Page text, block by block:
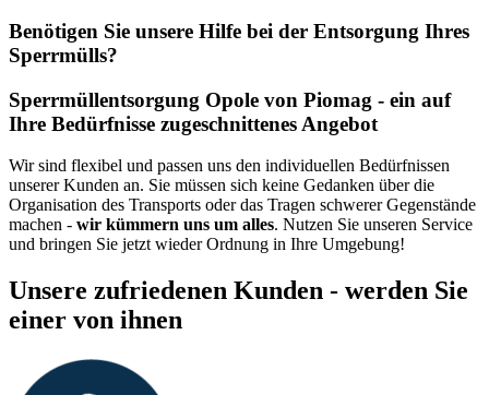
Benötigen Sie unsere Hilfe bei der Entsorgung Ihres
Sperrmülls?
Sperrmüllentsorgung Opole von Piomag - ein auf
Ihre Bedürfnisse zugeschnittenes Angebot
Wir sind flexibel und passen uns den individuellen Bedürfnissen
unserer Kunden an. Sie müssen sich keine Gedanken über die
Organisation des Transports oder das Tragen schwerer Gegenstände
machen - wir kümmern uns um alles. Nutzen Sie unseren Service
und bringen Sie jetzt wieder Ordnung in Ihre Umgebung!
Unsere zufriedenen Kunden - werden Sie
einer von ihnen